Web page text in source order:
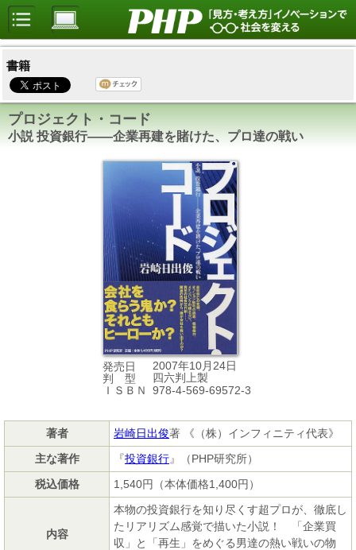
書籍
プロジェクト・コード
小説 投資銀行――企業再建を賭けた、プロ達の戦い
発売日
2007年10月24日
判 型
四六判上製
ＩＳＢＮ
978-4-569-69572-3
著者 岩崎日出俊著 《（株）インフィニティ代表》
主な著作
『投資銀行』（PHP研究所）
税込価格
1,540円（本体価格1,400円）
内容
本物の投資銀行を知り尽くす超プロが、徹底し
たリアリズム感覚で描いた小説！ 「企業買
収」と「再生」をめぐる男達の熱い戦いの物